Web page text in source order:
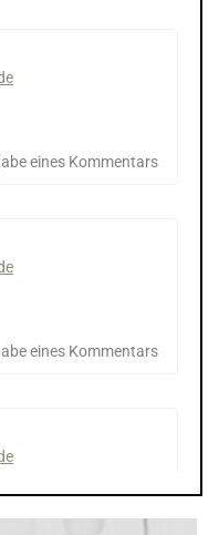
eines Kommentars
eines Kommentars